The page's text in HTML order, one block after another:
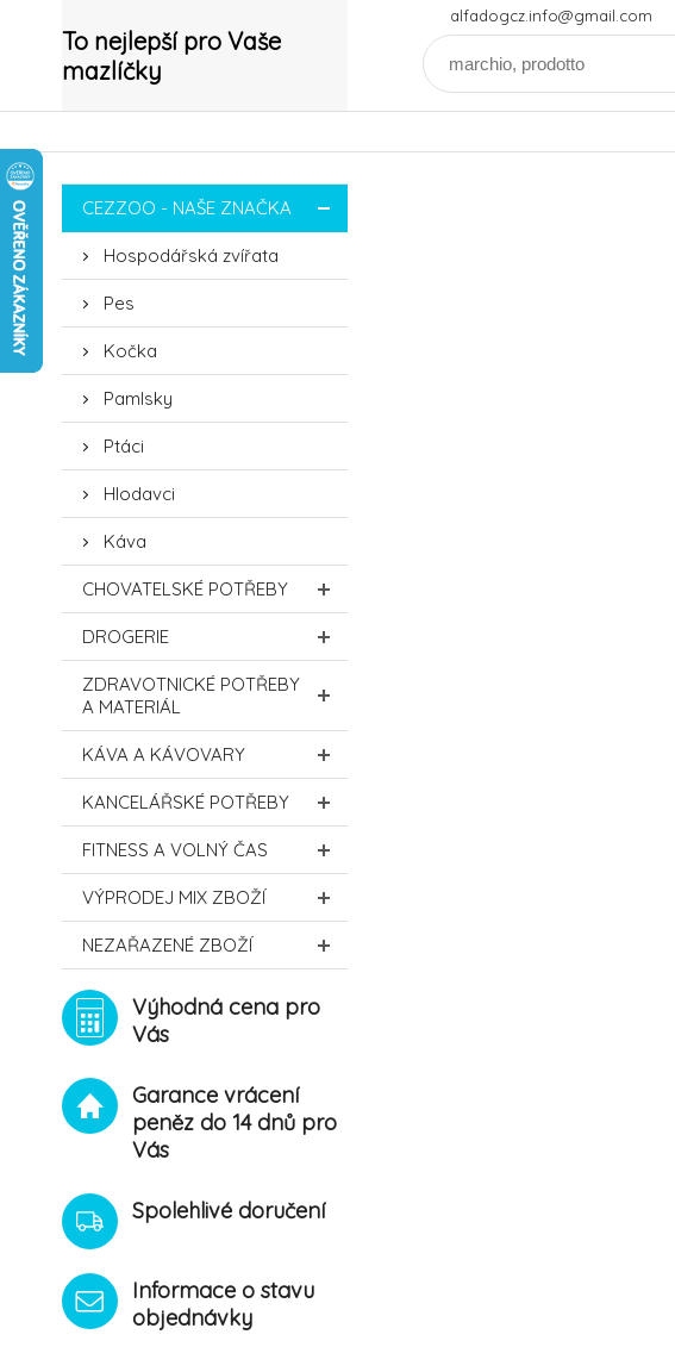
To nejlepší pro Vaše
mazlíčky
alfadogcz.info@gmail.com
CEZZOO - NAŠE ZNAČKA
Hospodářská zvířata
Pes
Kočka
Pamlsky
Ptáci
Hlodavci
Káva
CHOVATELSKÉ POTŘEBY
DROGERIE
ZDRAVOTNICKÉ POTŘEBY
A MATERIÁL
KÁVA A KÁVOVARY
KANCELÁŘSKÉ POTŘEBY
FITNESS A VOLNÝ ČAS
VÝPRODEJ MIX ZBOŽÍ
NEZAŘAZENÉ ZBOŽÍ
Výhodná cena pro
Vás
Garance vrácení
peněz do 14 dnů pro
Vás
Spolehlivé doručení
Informace o stavu
objednávky